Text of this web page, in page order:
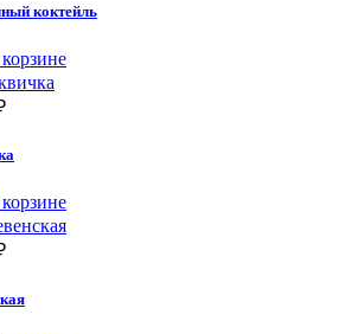
коктейль